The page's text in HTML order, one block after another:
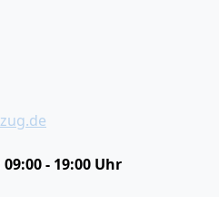
09:00 - 19:00 Uhr